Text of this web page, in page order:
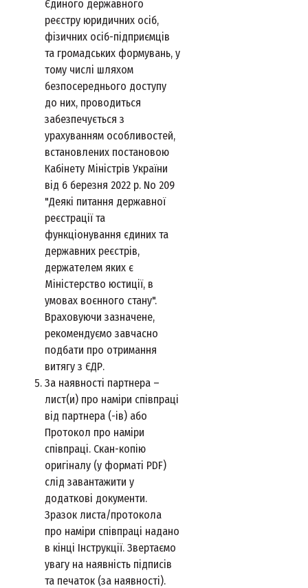
Єдиного державного
реєстру юридичних осіб,
фізичних осіб-підприємців
та громадських формувань, у
тому числі шляхом
безпосереднього доступу
до них, проводиться
забезпечується з
урахуванням особливостей,
встановлених постановою
Кабінету Міністрів України
від 6 березня 2022 р. No 209
"Деякі питання державної
реєстрації та
функціонування єдиних та
державних реєстрів,
держателем яких є
Міністерство юстиції, в
умовах воєнного стану".
Враховуючи зазначене,
рекомендуємо завчасно
подбати про отримання
витягу з ЄДР.
За наявності партнера –
лист(и) про наміри співпраці
від партнера (-ів) або
Протокол про наміри
співпраці. Скан-копію
оригіналу (у форматі PDF)
слід завантажити у
додаткові документи.
Зразок листа/протокола
про наміри співпраці надано
в кінці Інструкції. Звертаємо
увагу на наявність підписів
та печаток (за наявності).